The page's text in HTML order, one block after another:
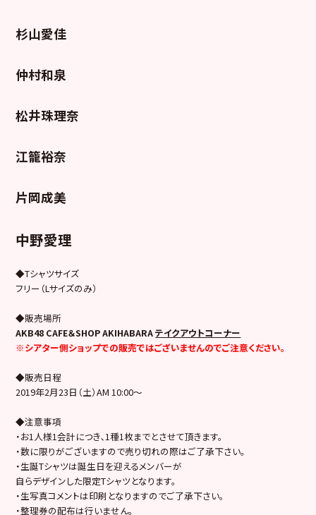
杉山愛佳
仲村和泉
松井珠理奈
江籠裕奈
片岡成美
中野愛理
◆Tシャツサイズ
フリー（Lサイズのみ）
◆販売場所
AKB48 CAFE＆SHOP AKIHABARAテイクアウトコーナー
※シアター側ショップでの販売ではございませんのでご注意ください。
◆販売日程
2019年2月23日（土）AM 10:00～
◆注意事項
・お1人様1会計につき､1種1枚までとさせて頂きます。
・数に限りがございますので売り切れの際はご了承下さい。
・生誕Tシャツは誕生日を迎えるメンバーが
自らデザインした限定Tシャツとなります。
・生写真コメントは印刷となりますのでご了承下さい。
・整理券の配布は行いません。